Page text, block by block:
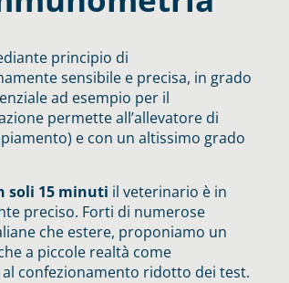
principio di
sensibile e precisa, in grado
ad esempio per il
permette all’allevatore di
e con un altissimo grado
soli 15 minuti il veterinario è in
preciso. Forti di numerose
che estere, proponiamo un
a piccole realtà come
al confezionamento ridotto dei test.